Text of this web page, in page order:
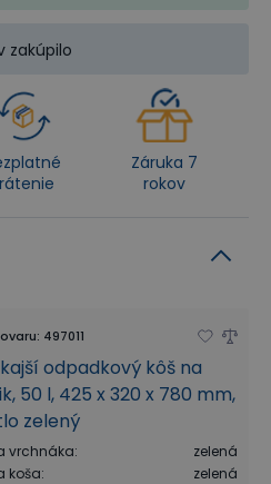
zakúpilo
Záruka 7
rokov
: 497011
odpadkový kôš na
50 l, 425 x 320 x 780 mm,
zelený
vrchnáka:
zelená
koša: zelená